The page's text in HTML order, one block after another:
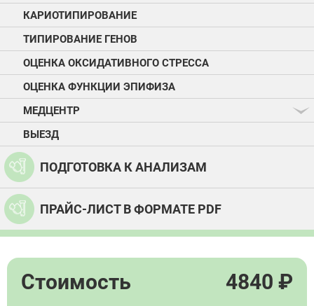
КАРИОТИПИРОВАНИЕ
ТИПИРОВАНИЕ ГЕНОВ
ОЦЕНКА ОКСИДАТИВНОГО СТРЕССА
ОЦЕНКА ФУНКЦИИ ЭПИФИЗА
МЕДЦЕНТР
ВЫЕЗД
ПОДГОТОВКА К АНАЛИЗАМ
ПРАЙС-ЛИСТ В ФОРМАТЕ PDF
Стоимость 4840 ₽